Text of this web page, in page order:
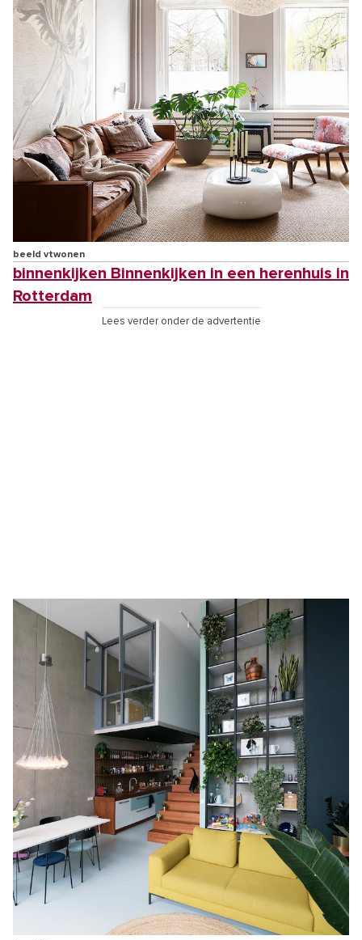
beeld vtwonen
binnenkijken Binnenkijken in een herenhuis in
Rotterdam
Lees verder onder de advertentie